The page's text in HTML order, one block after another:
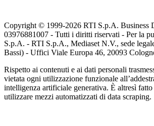
Copyright © 1999-2026 RTI S.p.A. Business
03976881007 - Tutti i diritti riservati - Per la
S.p.A. - RTI S.p.A., Mediaset N.V., sede
Bassi) - Uffici Viale Europa 46, 20093
Rispetto ai contenuti e ai dati personali
vietata ogni utilizzazione funzionale
intelligenza artificiale generativa. È altresì
utilizzare mezzi automatizzati di data scraping.